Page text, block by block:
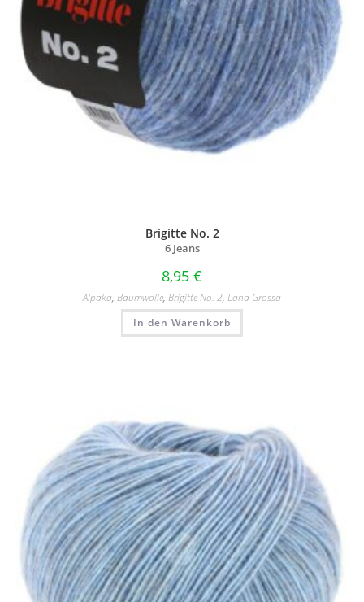
Brigitte No. 2
6 Jeans
8,95 €
Alpaka, Baumwolle, Brigitte No. 2, Lana Grossa
In den Warenkorb